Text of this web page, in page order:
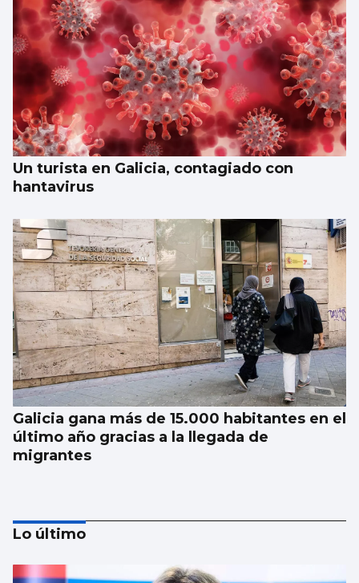
Un turista en Galicia, contagiado con
hantavirus
Galicia gana más de 15.000 habitantes en el
último año gracias a la llegada de
migrantes
Lo último